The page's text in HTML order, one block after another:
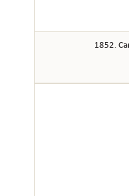
1852.